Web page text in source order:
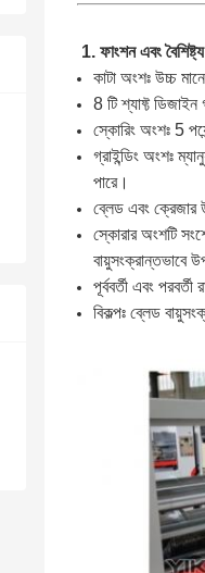
1. ফাংশন এবং বৈশিষ্ট্য
কাটা অংশঃ উচ্চ
8 টি শ্যাফ্ট ডিজাইন
স্কোরিং অংশঃ 5
গ্রাইন্ডিং অংশঃ
পারে।
ব্লেড এবং ক্রেজার
স্কোরার অংশটি
বায়ুসংক্রান্তভাবে
পূর্ববর্তী এবং
বিকল্পঃ ব্লেড